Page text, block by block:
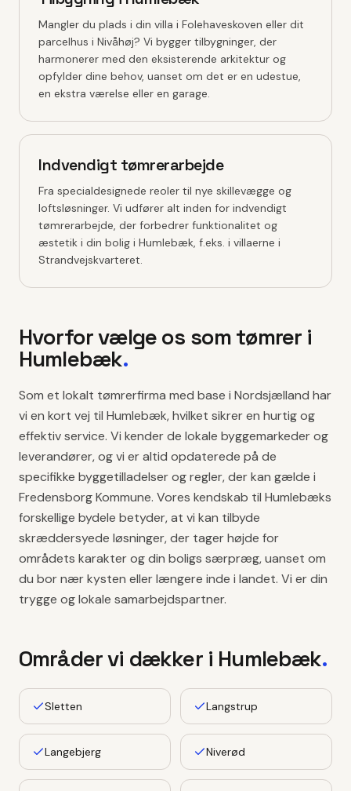
Mangler du plads i din villa i Folehaveskoven eller dit
parcelhus i Nivåhøj? Vi bygger tilbygninger, der
harmonerer med den eksisterende arkitektur og
opfylder dine behov, uanset om det er en udestue,
en ekstra værelse eller en garage.
Indvendigt tømrerarbejde
Fra specialdesignede reoler til nye skillevægge og
loftsløsninger. Vi udfører alt inden for indvendigt
tømrerarbejde, der forbedrer funktionalitet og
æstetik i din bolig i Humlebæk, f.eks. i villaerne i
Strandvejskvarteret.
Hvorfor vælge os som tømrer i
Humlebæk.
Som et lokalt tømrerfirma med base i Nordsjælland har
vi en kort vej til Humlebæk, hvilket sikrer en hurtig og
effektiv service. Vi kender de lokale byggemarkeder og
leverandører, og vi er altid opdaterede på de
specifikke byggetilladelser og regler, der kan gælde i
Fredensborg Kommune. Vores kendskab til Humlebæks
forskellige bydele betyder, at vi kan tilbyde
skræddersyede løsninger, der tager højde for
områdets karakter og din boligs særpræg, uanset om
du bor nær kysten eller længere inde i landet. Vi er din
trygge og lokale samarbejdspartner.
Områder vi dækker i Humlebæk.
Sletten Langstrup
Langebjerg Niverød